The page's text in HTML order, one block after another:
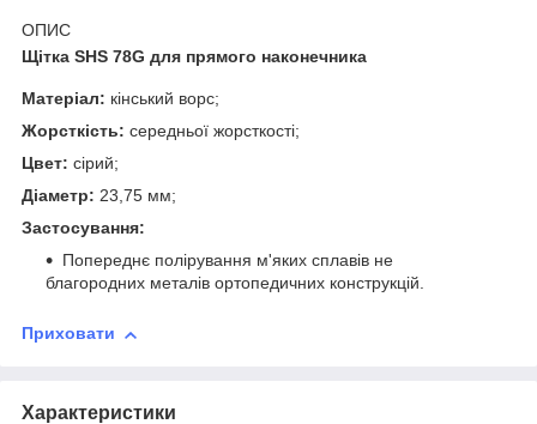
ОПИС
Щітка SHS 78G для прямого наконечника
Матеріал: кінський ворс;
Жорсткість: середньої жорсткості;
Цвет: сірий;
Діаметр: 23,75 мм;
Застосування:
Попереднє полірування м'яких сплавів не
благородних металів ортопедичних конструкцій.
Приховати
Характеристики